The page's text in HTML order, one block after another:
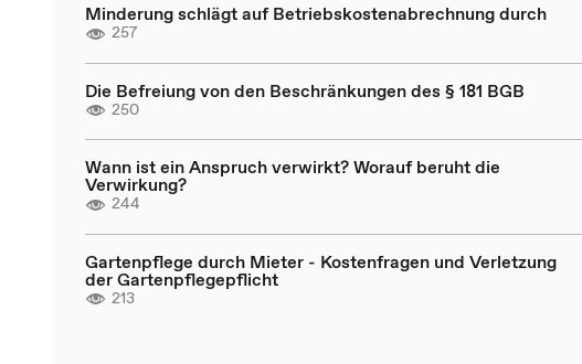
Minderung schlägt auf Betriebskostenabrechnung durch
257
Die Befreiung von den Beschränkungen des § 181 BGB
250
Wann ist ein Anspruch verwirkt? Worauf beruht die
Verwirkung?
244
Gartenpflege durch Mieter - Kostenfragen und Verletzung
der Gartenpflegepflicht
213